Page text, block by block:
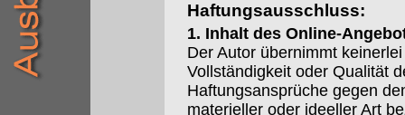
Haftungsausschluss:
1. Inhalt des Online-
Der Autor übernimmt
Vollständigkeit oder Qualität
Haftungsansprüche gegen
materieller oder ideeller Art